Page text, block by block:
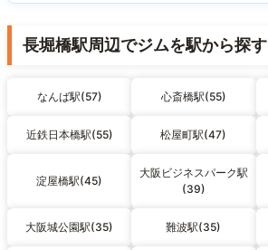
長堀橋駅周辺でジムを駅から探す
なんば駅(57) 心斎橋駅(55)
近鉄日本橋駅(55) 松屋町駅(47)
淀屋橋駅(45)
大阪ビジネスパーク駅
(39)
大阪城公園駅(35) 難波駅(35)